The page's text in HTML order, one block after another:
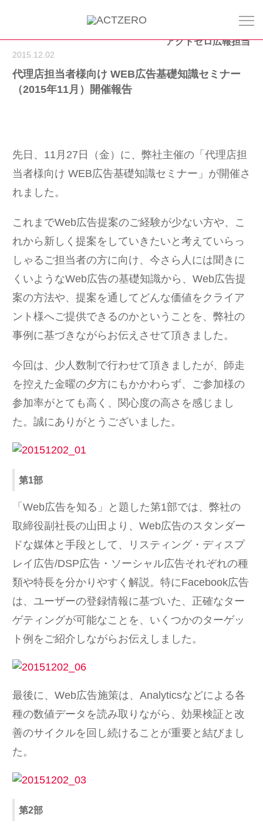
アクトゼロ広報担当
2015.12.02
代理店担当者様向け WEB広告基礎知識セミナー
（2015年11月）開催報告
先日、11月27日（金）に、弊社主催の「代理店担
当者様向け WEB広告基礎知識セミナー」が開催さ
れました。
これまでWeb広告提案のご経験が少ない方や、こ
れから新しく提案をしていきたいと考えていらっ
しゃるご担当者の方に向け、今さら人には聞きに
くいようなWeb広告の基礎知識から、Web広告提
案の方法や、提案を通してどんな価値をクライア
ント様へご提供できるのかということを、弊社の
事例に基づきながらお伝えさせて頂きました。
今回は、少人数制で行わせて頂きましたが、師走
を控えた金曜の夕方にもかかわらず、ご参加様の
参加率がとても高く、関心度の高さを感じまし
た。誠にありがとうございました。
第1部
「Web広告を知る」と題した第1部では、弊社の
取締役副社長の山田より、Web広告のスタンダー
ドな媒体と手段として、リスティング・ディスプ
レイ広告/DSP広告・ソーシャル広告それぞれの種
類や特長を分かりやすく解説。特にFacebook広告
は、ユーザーの登録情報に基づいた、正確なター
ゲティングが可能なことを、いくつかのターゲッ
ト例をご紹介しながらお伝えしました。
最後に、Web広告施策は、Analyticsなどによる各
種の数値データを読み取りながら、効果検証と改
善のサイクルを回し続けることが重要と結びまし
た。
第2部